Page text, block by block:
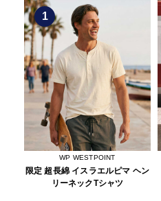
1
WP WESTPOINT
限定 超長綿 イスラエルピマ ヘン
リーネックTシャツ